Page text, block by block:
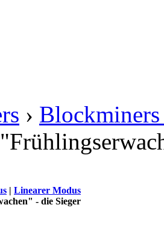
›
| Linearer Modus
- die Sieger